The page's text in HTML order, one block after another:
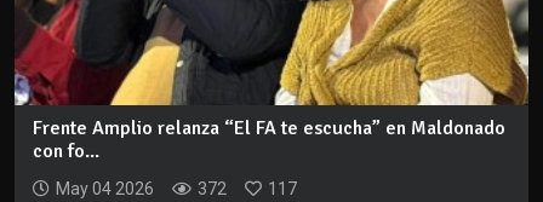
Frente Amplio relanza “El FA te escucha” en Maldonado
con fo...
May 04 2026 372 117